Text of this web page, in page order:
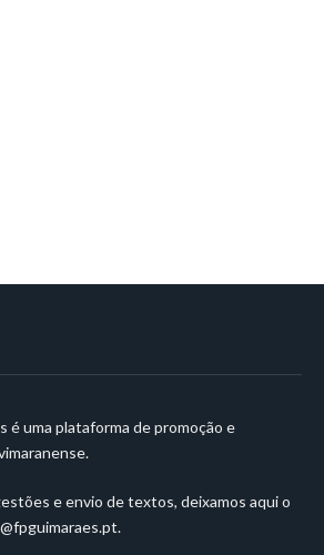
é uma plataforma de promoção e
e envio de textos, deixamos aqui o
.